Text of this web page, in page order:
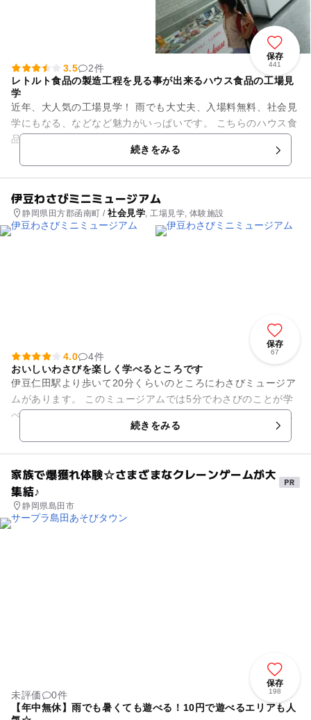
保存
441
3.5
2件
レトルト食品の製造工程を見る事が出来るハウス食品の工場見
学
近年、大人気の工場見学！ 雨でも大丈夫、入場料無料、社会見
学にもなる、などなど魅力がいっぱいです。 こちらのハウス食
品静岡工場は昭和57年にできたハウス食品の5番目の工場で
続きをみる
伊豆わさびミニミュージアム
静岡県田方郡函南町 /社会見学, 工場見学, 体験施設
保存
67
4.0
4件
おいしいわさびを楽しく学べるところです
伊豆仁田駅より歩いて20分くらいのところにわさびミュージア
ムがあります。 このミュージアムでは5分でわさびのことが学
べます。わさびの辛さを体験できるトンネルや、わさび漬に使
続きをみる
家族で爆獲れ体験☆さまざまなクレーンゲームが大
集結♪
静岡県島田市
保存
198
未評価
0件
【年中無休】雨でも暑くても遊べる！10円で遊べるエリアも人